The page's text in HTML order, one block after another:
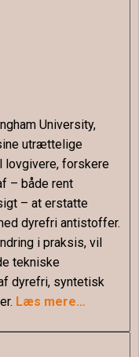
University,
utrættelige
lovgivere, forskere
– både rent
– at erstatte
dyrefri antistoffer.
i praksis, vil
tekniske
dyrefri, syntetisk
Læs mere…